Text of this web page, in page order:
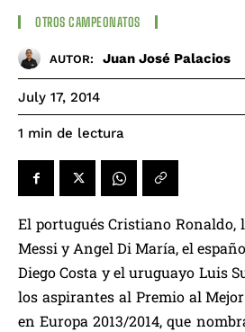
OTROS CAMPEONATOS
AUTOR: Juan José Palacios
July 17, 2014
1 min de lectura
El portugués Cristiano Ronaldo,
Messi y Angel Di María, el
Diego Costa y el uruguayo Luis
los aspirantes al Premio al
en Europa 2013/2014, que